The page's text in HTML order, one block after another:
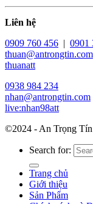
Liên hệ
0909 760 456 | 0901
thuan@antrongtin.com
thuanatt
0938 984 234
nhan@antrongtin.com
live:nhan98att
©2024 - An Trọng
Search for:
Trang chủ
Giới thiệu
Sản Phẩm